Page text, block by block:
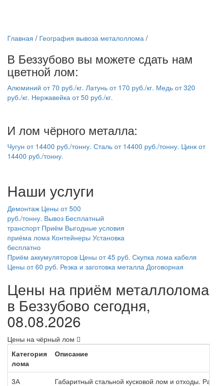
Главная / География вывоза металоллома /
В Беззубово вы можете сдать нам
цветной лом:
Алюминий от70 руб./кг. Латунь от 170 руб./кг. Медь от320
руб./кг. Нержавейка от50 руб./кг.
И лом чёрного металла:
Чугун от 14400 руб./тонну. Сталь от 14400 руб./тонну. Цинк от
14400 руб./тонну.
Наши услуги
Демонтаж Цены от 500
руб./тонну. Вывоз Бесплатный
транспорт Приём Выгодные условия
приёма лома Контейнеры Установка
бесплатно
Приём аккумуляторов Цены от 45 руб. Скупка лома кабеля
Цены от 60 руб. Резка и заготовка металла Договорная
Цены на приём металлолома
в Беззубово сегодня,
08.08.2026
Цены на чёрный лом
Категория
лома
Описание
3А
Габаритный стальной кусковой лом и отходы.